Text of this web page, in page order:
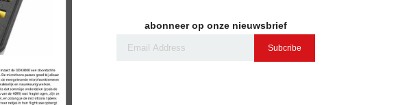
abonneer op onze nieuwsbrief
Subcribe